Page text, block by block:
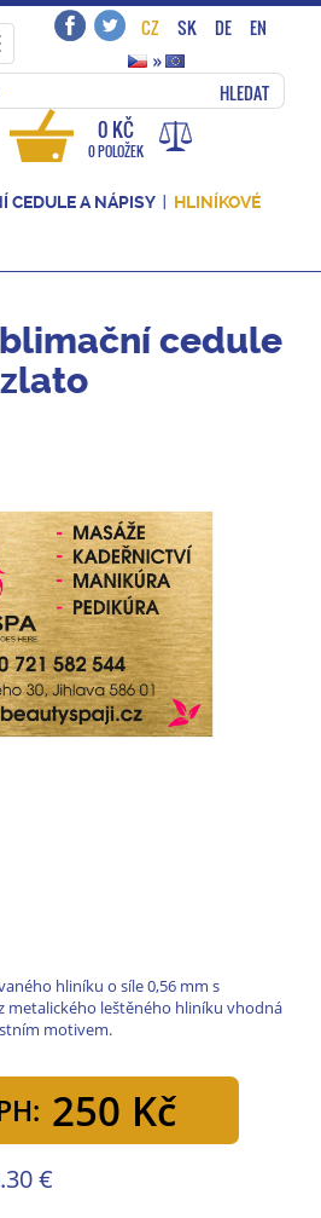
CZ SK DE
EN
»
HLEDAT
0 KČ
0 POLOŽEK
CEDULE A NÁPISY
HLINÍKOVÉ
cedule
hliníku o síle 0,56 mm s
metalického leštěného hliníku vhodná
motivem.
250 Kč
€